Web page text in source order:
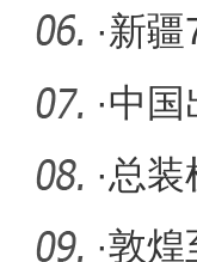
美
·新疆
·中国
全批
·总装
谷”开
·敦煌